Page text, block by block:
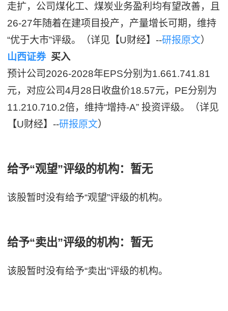
走扩，公司煤化工、煤炭业务盈利均有望改善，且
26-27年随着在建项目投产，产量增长可期，维持
“优于大市”评级。（详见【U财经】--研报原文）
山西证券买入
预计公司2026-2028年EPS分别为1.661.741.81
元，对应公司4月28日收盘价18.57元，PE分别为
11.210.710.2倍，维持“增持-A” 投资评级。（详见
【U财经】--研报原文）
给予“观望”评级的机构：暂无
该股暂时没有给予“观望”评级的机构。
给予“卖出”评级的机构：暂无
该股暂时没有给予“卖出”评级的机构。